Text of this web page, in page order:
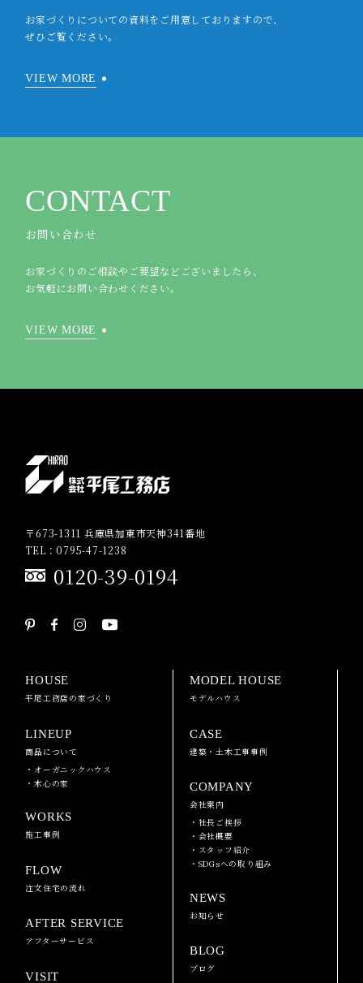
お家づくりについての資料をご用意しておりますので、
ぜひご覧ください。
VIEW MORE
CONTACT
お問い合わせ
お家づくりのご相談やご要望などございましたら、
お気軽にお問い合わせください。
VIEW MORE
〒673-1311 兵庫県加東市天神341番地
TEL：0795-47-1238
0120-39-0194
HOUSE
平尾工務店の家づくり
LINEUP
商品について
・オーガニックハウス
・木心の家
WORKS
施工事例
FLOW
注文住宅の流れ
AFTER SERVICE
アフターサービス
VISIT
MODEL HOUSE
モデルハウス
CASE
建築・土木工事事例
COMPANY
会社案内
・社長ご挨拶
・会社概要
・スタッフ紹介
・SDGsへの取り組み
NEWS
お知らせ
BLOG
ブログ